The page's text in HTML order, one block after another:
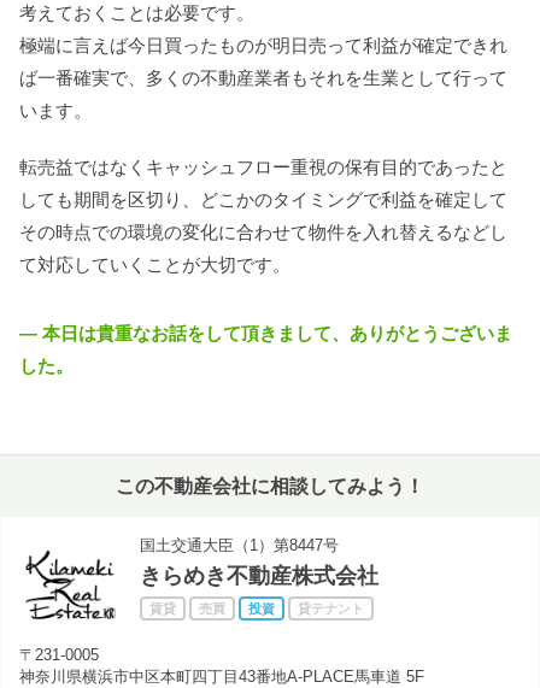
考えておくことは必要です。
極端に言えば今日買ったものが明日売って利益が確定できれ
ば一番確実で、多くの不動産業者もそれを生業として行って
います。
転売益ではなくキャッシュフロー重視の保有目的であったと
しても期間を区切り、どこかのタイミングで利益を確定して
その時点での環境の変化に合わせて物件を入れ替えるなどし
て対応していくことが大切です。
― 本日は貴重なお話をして頂きまして、ありがとうございま
した。
この不動産会社に相談してみよう！
会社ロゴ
国土交通大臣（1）第8447号
きらめき不動産株式会社
賃貸 売買 投資 貸テナント
〒231-0005
神奈川県横浜市中区本町四丁目43番地A-PLACE馬車道 5F